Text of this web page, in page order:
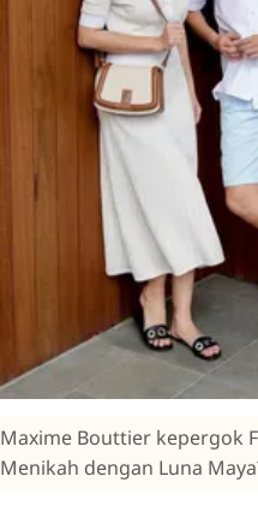
Maxime Bouttier kepergok
Menikah dengan Luna